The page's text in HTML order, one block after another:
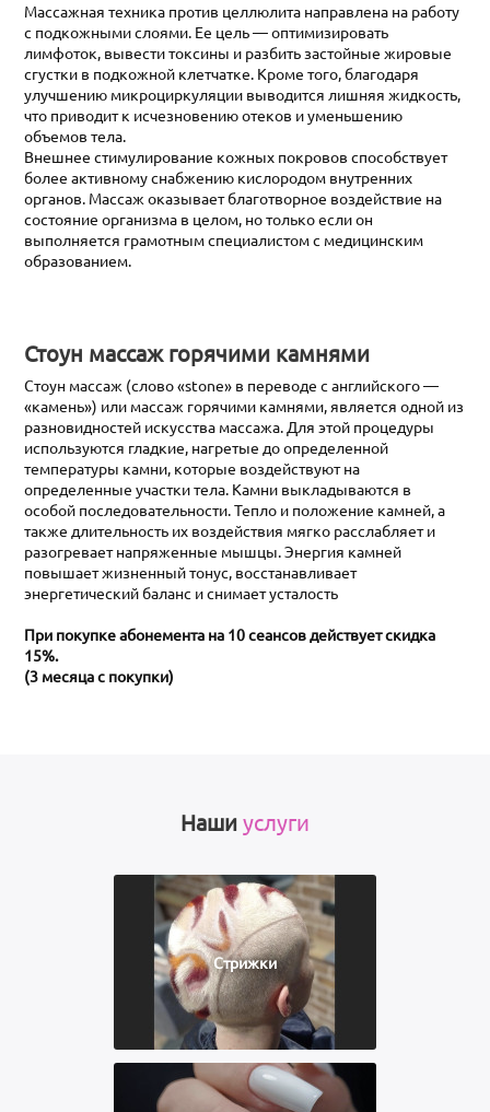
Массажная техника против целлюлита направлена на работу
с подкожными слоями. Ее цель — оптимизировать
лимфоток, вывести токсины и разбить застойные жировые
сгустки в подкожной клетчатке. Кроме того, благодаря
улучшению микроциркуляции выводится лишняя жидкость,
что приводит к исчезновению отеков и уменьшению
объемов тела.
Внешнее стимулирование кожных покровов способствует
более активному снабжению кислородом внутренних
органов. Массаж оказывает благотворное воздействие на
состояние организма в целом, но только если он
выполняется грамотным специалистом с медицинским
образованием.
Стоун массаж горячими камнями
Стоун массаж (слово «stone» в переводе с английского —
«камень») или массаж горячими камнями, является одной из
разновидностей искусства массажа. Для этой процедуры
используются гладкие, нагретые до определенной
температуры камни, которые воздействуют на
определенные участки тела. Камни выкладываются в
особой последовательности. Тепло и положение камней, а
также длительность их воздействия мягко расслабляет и
разогревает напряженные мышцы. Энергия камней
повышает жизненный тонус, восстанавливает
энергетический баланс и снимает усталость
При покупке абонемента на 10 сеансов действует скидка
15%.
(3 месяца с покупки)
Наши услуги
Стрижки